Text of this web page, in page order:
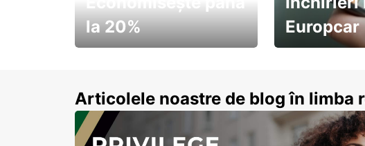
la 20%
Europcar
Articolele noastre de blog în limba